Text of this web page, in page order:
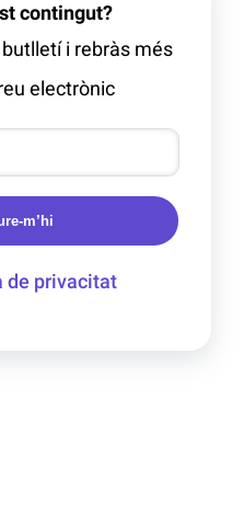
contingut?
i rebràs més
electrònic
m’hi
de privacitat